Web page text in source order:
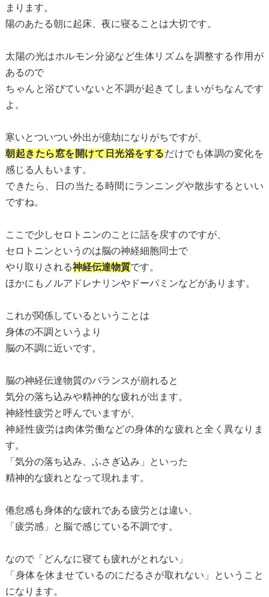
まります。
陽のあたる朝に起床、夜に寝ることは大切です。
太陽の光はホルモン分泌など生体リズムを調整する作用が
あるので
ちゃんと浴びていないと不調が起きてしまいがちなんです
よ。
寒いとついつい外出が億劫になりがちですが、
朝起きたら窓を開けて日光浴をするだけでも体調の変化を
感じる人もいます。
できたら、日の当たる時間にランニングや散歩するといい
ですね。
ここで少しセロトニンのことに話を戻すのですが、
セロトニンというのは脳の神経細胞同士で
やり取りされる神経伝達物質です。
ほかにもノルアドレナリンやドーパミンなどがあります。
これが関係しているということは
身体の不調というより
脳の不調に近いです。
脳の神経伝達物質のバランスが崩れると
気分の落ち込みや精神的な疲れが出ます。
神経性疲労と呼んでいますが、
神経性疲労は肉体労働などの身体的な疲れと全く異なりま
す。
「気分の落ち込み、ふさぎ込み」といった
精神的な疲れとなって現れます。
倦怠感も身体的な疲れである疲労とは違い、
「疲労感」と脳で感じている不調です。
なので「どんなに寝ても疲れがとれない」
「身体を休ませているのにだるさが取れない」ということ
になります。